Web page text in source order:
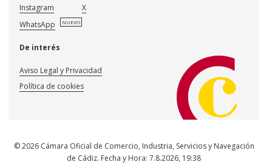
Instagram
WhatsApp
NUEVO
X
De interés
Aviso Legal y Privacidad
Política de cookies
© 2026 Cámara Oficial de Comercio, Industria, Servicios y Navegación
de Cádiz. Fecha y Hora: 7.8.2026, 19:38